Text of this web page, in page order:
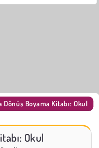
Dönüş Boyama Kitabı: Okul
Okul